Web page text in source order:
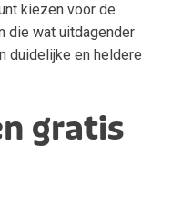
kiezen voor de
die wat uitdagender
duidelijke en heldere
gratis